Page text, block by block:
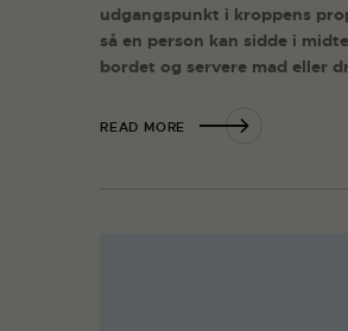
udgangspunkt i kroppens
så en person kan sidde i
bordet og servere mad eller
READ MORE